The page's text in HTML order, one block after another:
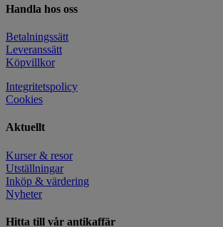
Handla hos oss
Betalningssätt
Leveranssätt
Köpvillkor
Integritetspolicy
Cookies
Aktuellt
Kurser & resor
Utställningar
Inköp & värdering
Nyheter
Hitta till vår antikaffär